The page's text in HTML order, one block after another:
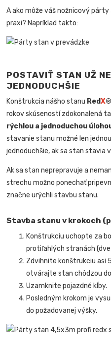
A ako môže váš nožnicový
praxi? Napríklad takto:
POSTAVIŤ STAN UŽ
JEDNODUCHŠIE
Konštrukcia nášho stanu RedX
rokov skúseností zdokonalená
rýchlou a jednoduchou
stavanie stanu možné len
jednoduchšie, ak sa stan stavia
Ak sa stan neprepravuje a
strechu možno ponechať
značne urýchli stavbu stanu.
Stavba stanu v krokoch
Konštrukciu uchopte za
protiľahlých stranách (dve
Zdvihnite konštrukciu asi
otvárajte stan chôdzou
Uzamknite pojazdné kĺby.
Posledným krokom je
do požadovanej výšky.